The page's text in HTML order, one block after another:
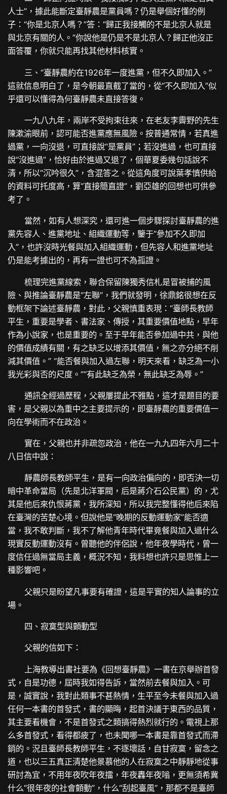
人士”，據此能斷定臺靜農是黨員嗎？仍是舉個好懂的例
子：“你是北京人嗎？”答：“歸正我接觸的不是北京人就是
與北京有關的人。”你說他是仍是不是北京人？歸正他沒正
面答覆，你就只能再找其他材料核實。
三、“臺靜農約在1926年一度進黨，但不久即加入。”
這就信息明白了，是今朝最直截了當的，從“不久即加入”似
乎還可以懂得為何臺靜農未直接答復。
一九八九年，兩岸不受拘束往來，在老友李霽野的先生
陳漱渝眼前，認可能否進黨應無風險。按普通常情，若真進
過黨，一向沒退，可直接說“是黨員”；若沒進過，也可直接
說“沒進過”，恰好由於進過又退了，個華夏委幾句話說不
清，所以“沉吟很久”，含混答之。從這角度可說葉孝慎供給
的資料可托度高，算“直接簡直證”，劉亞雄的回想也可供參
考了。
當然，如有人想深究，還可進一個步驟探討臺靜農的進
黨先容人、進黨地址、組織運動等，鑒于“參加不久即加
入”，也許沒時光餐與加入組織運動，但先容人和進黨地址
仍是能考據出的，再有一證也可不為孤證。
梳理完進黨線索，聯合保留陳獨秀信札是冒被捕的風
險、與推論臺靜農是“左聯”，我們就發明，徐鼎銘很想在反
動框架下論述臺靜農，對此，父親慎重表現：“臺師長教師
平生，重要是學者、書法家、傳授，其重要價值地點，早年
作為小說家，也是重要的。至于早年能否參加過中共，與他
的價值成績有關，有之缺乏以增添其價值，無之亦分絕不削
減其價值。” “能否餐與加入過左聯，明天來看，缺乏為一小
我光彩與否的尺度。”“有此缺乏為榮，無此缺乏為辱。”
通訊全經過歷程，父親屢提此不雅點，這才是題目的要
害，是父親以為重中之主要提示的，即臺靜農的重要價值一
向在學術而不在政治。
實在，父親也并非疏忽政治，他在一九九四年六月二十
八日信中說：
靜農師長教師平生，是有一向政治偏向的，即否決一切
暗中革命當局（先是北洋軍閥，后是蔣介石公民黨）的，尤
其是他后來仇恨蔣黨，我所深知，所以我完整懂得他后來陷
在臺灣的苦楚心境。但說他是“晚期的反動運動家”能否適
當，我不敢判斷，我不了解他青年時代畢竟餐與加入過什么
現實反動運動沒有。曾聽他的伴侶說，他年夜學時代，曾一
度信任過無當局主義，概況不知，我料想也許只是思惟上一
種影響吧。
父親只是盼望凡事要有確證，這是平實的知人論事的立
場。
四、寂寞型與顫動型
父親的信如下：
上海教導出書社要為《回想臺靜農》一書在京舉辦首發
式，自是功德，屆時我如得告訴，當然前去餐與加入。可
是，誠實說，我對此類事不甚熱情，生平至今未餐與加入過
任何一本書的首發式，書的顯晦，起首決議于東西的品質，
其主要看機會，不是首發式之類搞得熱烈就行的。電視上那
么多首發式，看得都疲了，也未聞哪一本書是靠首發式而滯
銷的。況且臺師長教師平生，不逐壞話，自甘寂寞，留念之
道，也以三五真正清楚他景慕他的人在寂寞之中靜靜地從事
研討為宜，不用年夜吹年夜擂，年夜轟年夜嗡，更無須希冀
什么“很年夜的社會顫動”，什么“刮起臺風”，那都不是臺師